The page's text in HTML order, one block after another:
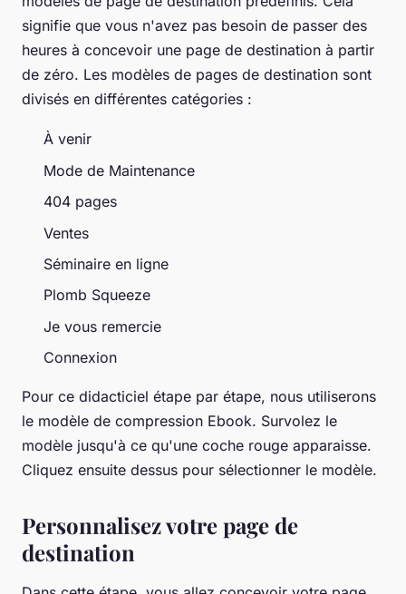
signifie que vous n'avez pas besoin de passer des
heures à concevoir une page de destination à partir
de zéro. Les modèles de pages de destination sont
divisés en différentes catégories :
À venir
Mode de Maintenance
404 pages
Ventes
Séminaire en ligne
Plomb Squeeze
Je vous remercie
Connexion
Pour ce didacticiel étape par étape, nous utiliserons
le modèle de compression Ebook. Survolez le
modèle jusqu'à ce qu'une coche rouge apparaisse.
Cliquez ensuite dessus pour sélectionner le modèle.
Personnalisez votre page de
destination